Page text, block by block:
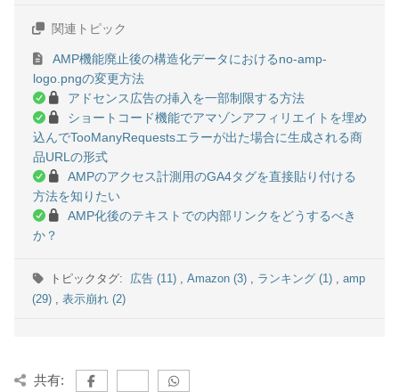
関連トピック
AMP機能廃止後の構造化データにおけるno-amp-
logo.pngの変更方法
アドセンス広告の挿入を一部制限する方法
ショートコード機能でアマゾンアフィリエイトを埋め
込んでTooManyRequestsエラーが出た場合に生成される商
品URLの形式
AMPのアクセス計測用のGA4タグを直接貼り付ける
方法を知りたい
AMP化後のテキストでの内部リンクをどうするべき
か？
トピックタグ: 広告 (11) Amazon (3) ランキング (1)
amp
(29)
表示崩れ (2)
共有: